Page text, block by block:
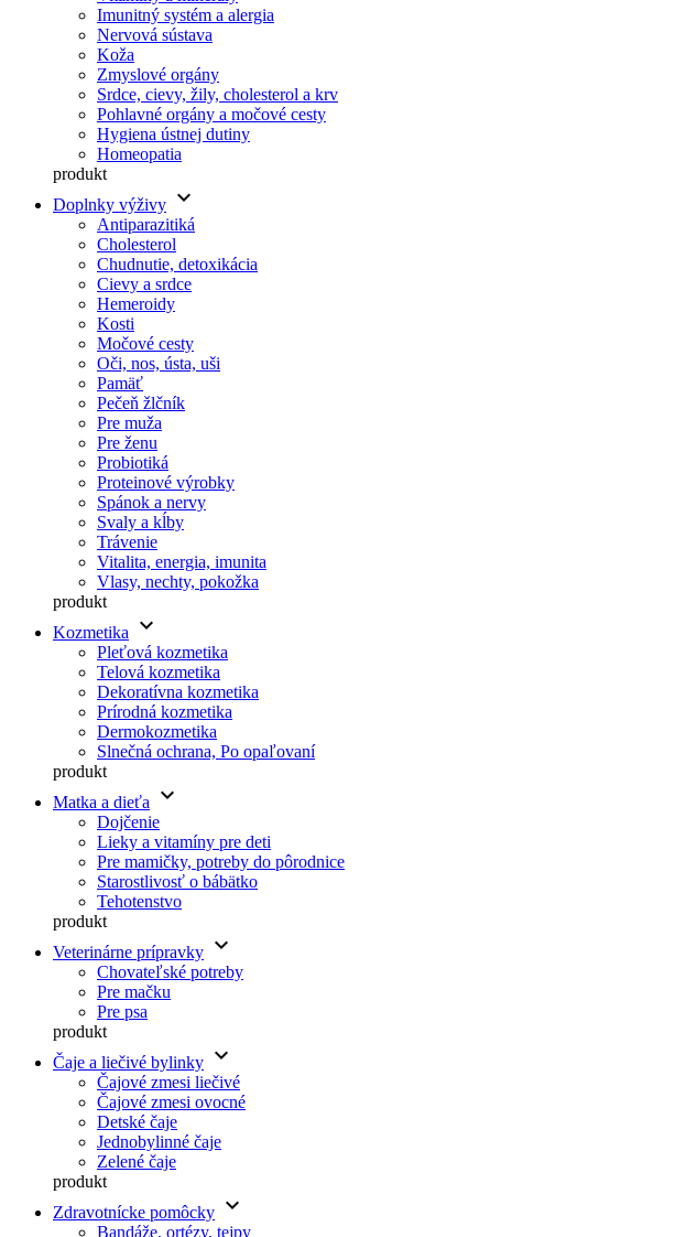
Imunitný systém a alergia
Nervová sústava
Koža
Zmyslové orgány
Srdce, cievy, žily, cholesterol a krv
Pohlavné orgány a močové cesty
Hygiena ústnej dutiny
Homeopatia
produkt
Doplnky výživy keyboard_arrow_down
Antiparazitiká
Cholesterol
Chudnutie, detoxikácia
Cievy a srdce
Hemeroidy
Kosti
Močové cesty
Oči, nos, ústa, uši
Pamäť
Pečeň žlčník
Pre muža
Pre ženu
Probiotiká
Proteinové výrobky
Spánok a nervy
Svaly a kĺby
Trávenie
Vitalita, energia, imunita
Vlasy, nechty, pokožka
produkt
Kozmetika
keyboard_arrow_down
Pleťová kozmetika
Telová kozmetika
Dekoratívna kozmetika
Prírodná kozmetika
Dermokozmetika
Slnečná ochrana, Po opaľovaní
produkt
Matka a dieťa
keyboard_arrow_down
Dojčenie
Lieky a vitamíny pre deti
Pre mamičky, potreby do pôrodnice
Starostlivosť o bábätko
Tehotenstvo
produkt
Veterinárne prípravky keyboard_arrow_down
Chovateľské potreby
Pre mačku
Pre psa
produkt
Čaje a liečivé bylinky keyboard_arrow_down
Čajové zmesi liečivé
Čajové zmesi ovocné
Detské čaje
Jednobylinné čaje
Zelené čaje
produkt
Zdravotnícke pomôcky keyboard_arrow_down
Bandáže, ortézy, tejpy